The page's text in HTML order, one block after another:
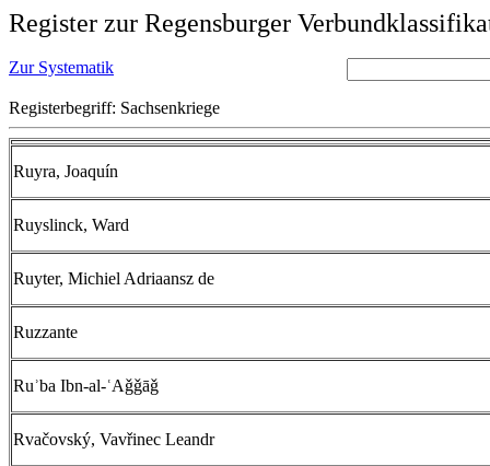
Register zur Regensburger
Zur Systematik
Registerbegriff: Sachsenkriege
Ruyra, Joaquín
Ruyslinck, Ward
Ruyter, Michiel Adriaansz de
Ruzzante
Ruʾba Ibn-al-ʿAǧǧāǧ
Rvačovský, Vavřinec Leandr